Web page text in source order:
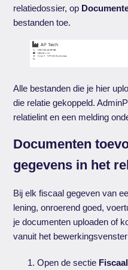
relatiedossier, op
bestanden toe.
Alle bestanden die je hier
die relatie gekoppeld.
relatielint en een melding
Documenten
gegevens in het
Bij elk fiscaal gegeven van
lening, onroerend goed,
je documenten uploaden of
vanuit het
Open de sectie Fiscaal